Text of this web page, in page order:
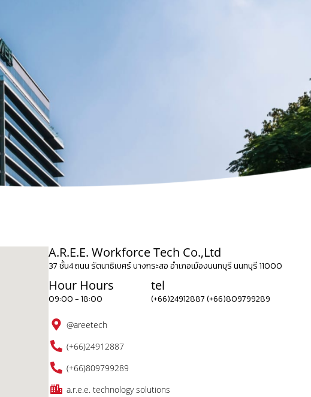
A.R.E.E. Workforce Tech Co.,Ltd
37 ชั้น4 ถนน รัตนาธิเบศร์ บางกระสอ อำเภอเมืองนนทบุรี นนทบุรี 11000
Hour Hours
09:00 - 18:00
tel
(+66)24912887 (+66)809799289
@areetech
(+66)24912887
(+66)809799289
a.r.e.e. technology solutions